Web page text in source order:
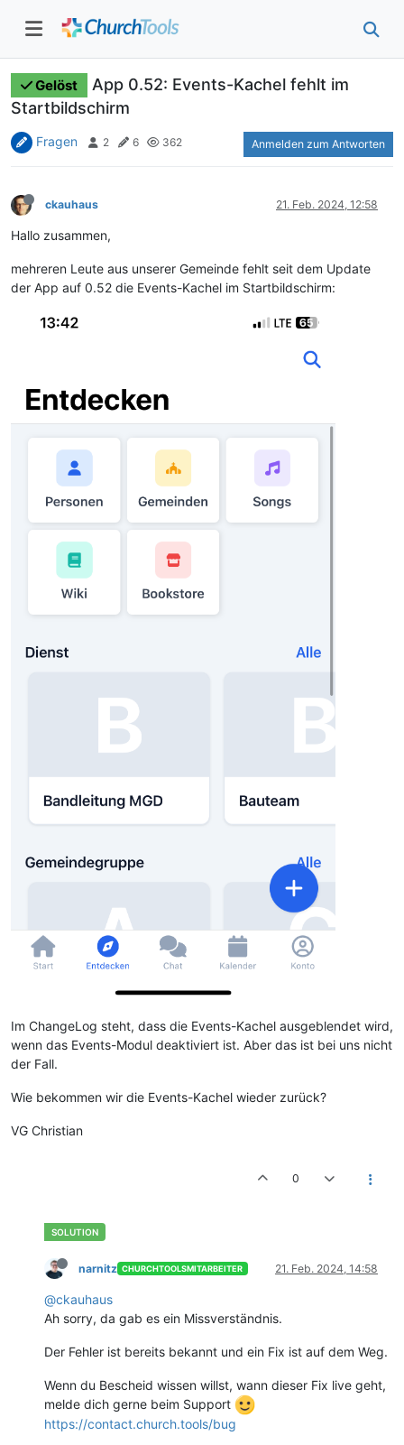
Gelöst
App 0.52: Events-Kachel fehlt im
Startbildschirm
Fragen 2 6 362 Anmelden zum Antworten
ckauhaus 21. Feb. 2024, 12:58
Hallo zusammen,
mehreren Leute aus unserer Gemeinde fehlt seit dem Update
der App auf 0.52 die Events-Kachel im Startbildschirm:
Im ChangeLog steht, dass die Events-Kachel ausgeblendet wird,
wenn das Events-Modul deaktiviert ist. Aber das ist bei uns nicht
der Fall.
Wie bekommen wir die Events-Kachel wieder zurück?
VG Christian
0
narnitz CHURCHTOOLSMITARBEITER 21. Feb. 2024, 14:58
@ckauhaus
Ah sorry, da gab es ein Missverständnis.
Der Fehler ist bereits bekannt und ein Fix ist auf dem Weg.
Wenn du Bescheid wissen willst, wann dieser Fix live geht,
melde dich gerne beim Support
https://contact.church.tools/bug